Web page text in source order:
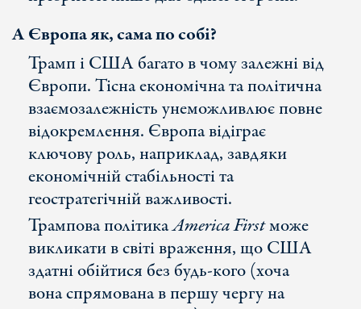
А Європа як, сама по собі?
Трамп і США багато в чому залежні від
Європи. Тісна економічна та політична
взаємозалежність унеможливлює повне
відокремлення. Європа відіграє
ключову роль, наприклад, завдяки
економічній стабільності та
геостратегічній важливості.
Трампова політикаAmerica Firstможе
викликати в світі враження, що США
здатні обійтися без будь-кого (хоча
вона спрямована в першу чергу на